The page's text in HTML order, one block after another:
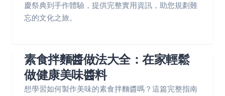
慶祭典到手作體驗，提供完整實用資訊，助您規劃難
忘的文化之旅。
素食拌麵醬做法大全：在家輕鬆
做健康美味醬料
想學習如何製作美味的素食拌麵醬嗎？這篇完整指南